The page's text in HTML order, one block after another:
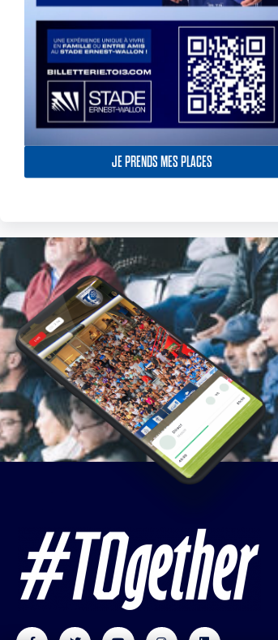
JE PRENDS MES PLACES